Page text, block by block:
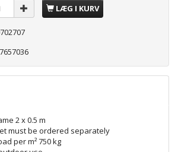
LÆG I KURV
2 x 0.5 m
must be ordered separately
per m² 750 kg